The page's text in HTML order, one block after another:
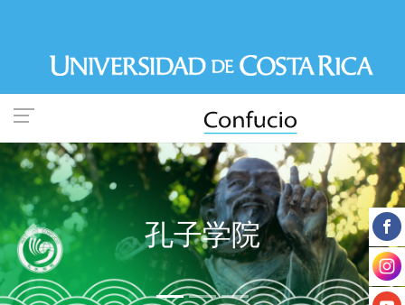
到
内
容
孔子学院
Previous